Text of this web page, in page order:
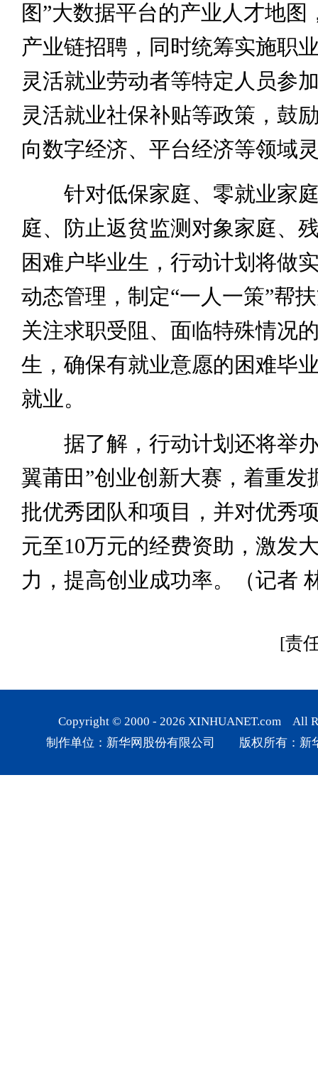
图”大数据平台的产业人才地图
产业链招聘，同时统筹实施职
灵活就业劳动者等特定人员参
灵活就业社保补贴等政策，鼓
向数字经济、平台经济等领域
针对低保家庭、零就业家庭
庭、防止返贫监测对象家庭、
困难户毕业生，行动计划将做
动态管理，制定“一人一策”帮
关注求职受阻、面临特殊情况
生，确保有就业意愿的困难毕
就业。
据了解，行动计划还将举办
翼莆田”创业创新大赛，着重发
批优秀团队和项目，并对优秀
元至10万元的经费资助，激发
力，提高创业成功率。（记者
[责
Copyright © 2000 - 2026 XINHUANET.com All
制作单位：新华网股份有限公司 版权所有：新